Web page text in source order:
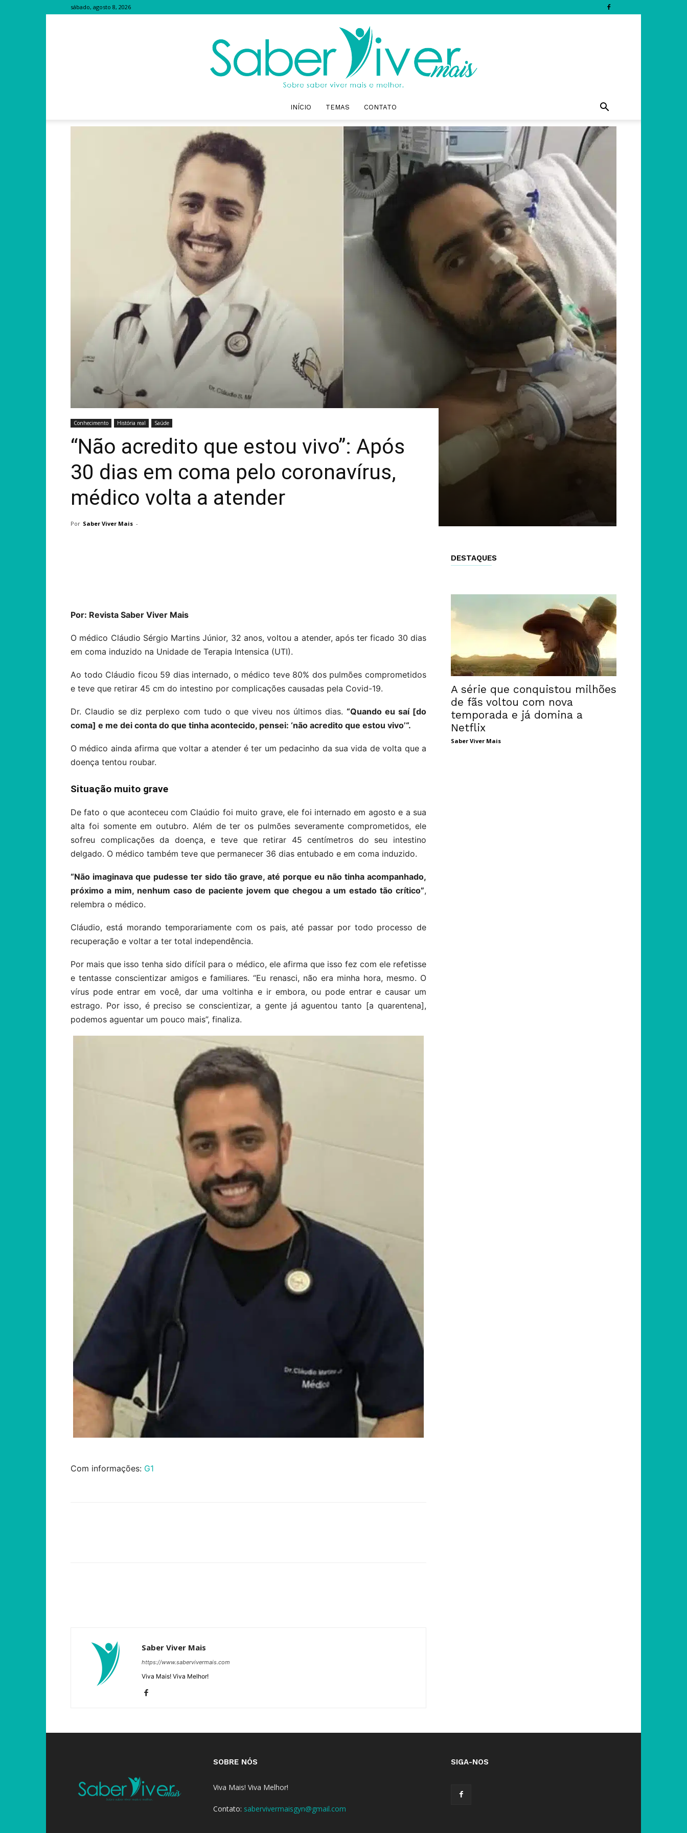
sábado, agosto 8, 2026
Saber
Viver
INÍCIO TEMAS CONTATO
Conhecimento História real Saúde
“Não acredito que estou vivo”: Após
30 dias em coma pelo coronavírus,
médico volta a atender
Por Saber Viver Mais -
Por: Revista Saber Viver Mais
O médico Cláudio Sérgio Martins Júnior, 32 anos, voltou a atender, após ter ficado 30 dias
em coma induzido na Unidade de Terapia Intensica (UTI).
Ao todo Cláudio ficou 59 dias internado, o médico teve 80% dos pulmões comprometidos
e teve que retirar 45 cm do intestino por complicações causadas pela Covid-19.
Dr. Claudio se diz perplexo com tudo o que viveu nos últimos dias. “Quando eu saí [do
coma] e me dei conta do que tinha acontecido, pensei: ‘não acredito que estou vivo’“.
O médico ainda afirma que voltar a atender é ter um pedacinho da sua vida de volta que a
doença tentou roubar.
Situação muito grave
De fato o que aconteceu com Claúdio foi muito grave, ele foi internado em agosto e a sua
alta foi somente em outubro. Além de ter os pulmões severamente comprometidos, ele
sofreu complicações da doença, e teve que retirar 45 centímetros do seu intestino
delgado. O médico também teve que permanecer 36 dias entubado e em coma induzido.
“Não imaginava que pudesse ter sido tão grave, até porque eu não tinha acompanhado,
próximo a mim, nenhum caso de paciente jovem que chegou a um estado tão crítico”,
relembra o médico.
Cláudio, está morando temporariamente com os pais, até passar por todo processo de
recuperação e voltar a ter total independência.
Por mais que isso tenha sido difícil para o médico, ele afirma que isso fez com ele refetisse
e tentasse conscientizar amigos e familiares. “Eu renasci, não era minha hora, mesmo. O
vírus pode entrar em você, dar uma voltinha e ir embora, ou pode entrar e causar um
estrago. Por isso, é preciso se conscientizar, a gente já aguentou tanto [a quarentena],
podemos aguentar um pouco mais”, finaliza.
Com informações: G1
Saber Viver Mais
https://www.sabervivermais.com
Viva Mais! Viva Melhor!
DESTAQUES
A série que conquistou milhões
de fãs voltou com nova
temporada e já domina a
Netflix
Saber Viver Mais
SOBRE NÓS
Viva Mais! Viva Melhor!
Contato: sabervivermaisgyn@gmail.com
SIGA-NOS